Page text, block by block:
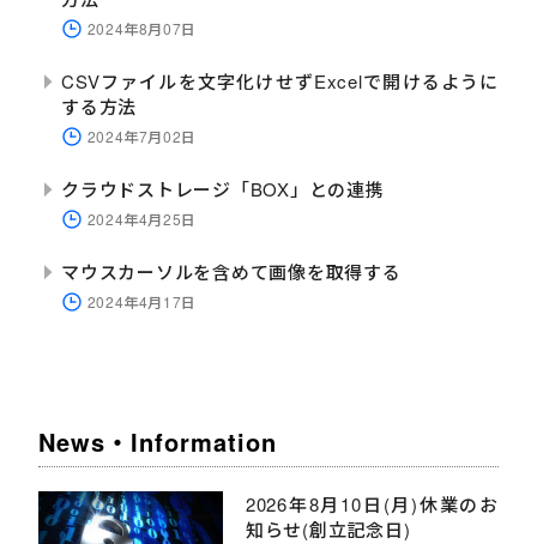
2024年8月07日
CSVファイルを文字化けせずExcelで開けるように
する方法
2024年7月02日
クラウドストレージ「BOX」との連携
2024年4月25日
マウスカーソルを含めて画像を取得する
2024年4月17日
News・Information
2026年8月10日(月)休業のお
知らせ(創立記念日)